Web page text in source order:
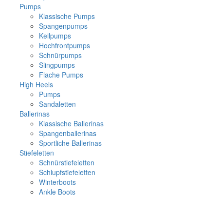
Pumps
Klassische Pumps
Spangenpumps
Keilpumps
Hochfrontpumps
Schnürpumps
Slingpumps
Flache Pumps
High Heels
Pumps
Sandaletten
Ballerinas
Klassische Ballerinas
Spangenballerinas
Sportliche Ballerinas
Stiefeletten
Schnürstiefeletten
Schlupfstiefeletten
Winterboots
Ankle Boots